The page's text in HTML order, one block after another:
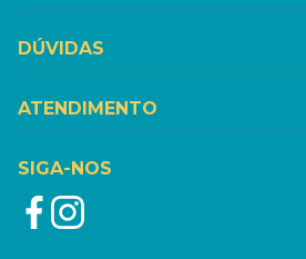
DÚVIDAS
ATENDIMENTO
SIGA-NOS